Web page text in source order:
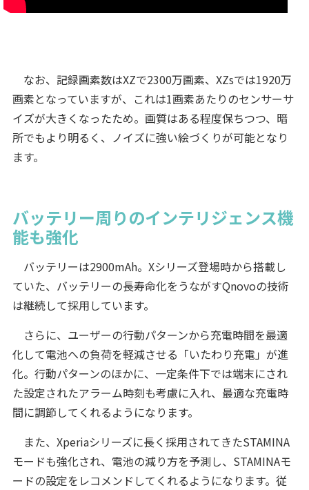
なお、記録画素数はXZで2300万画素、XZsでは1920万
画素となっていますが、これは1画素あたりのセンサーサ
イズが大きくなったため。画質はある程度保ちつつ、暗
所でもより明るく、ノイズに強い絵づくりが可能となり
ます。
バッテリー周りのインテリジェンス機
能も強化
バッテリーは2900mAh。Xシリーズ登場時から搭載し
ていた、バッテリーの長寿命化をうながすQnovoの技術
は継続して採用しています。
さらに、ユーザーの行動パターンから充電時間を最適
化して電池への負荷を軽減させる「いたわり充電」が進
化。行動パターンのほかに、一定条件下では端末にされ
た設定されたアラーム時刻も考慮に入れ、最適な充電時
間に調節してくれるようになります。
また、Xperiaシリーズに長く採用されてきたSTAMINA
モードも強化され、電池の減り方を予測し、STAMINAモ
ードの設定をレコメンドしてくれるようになります。従